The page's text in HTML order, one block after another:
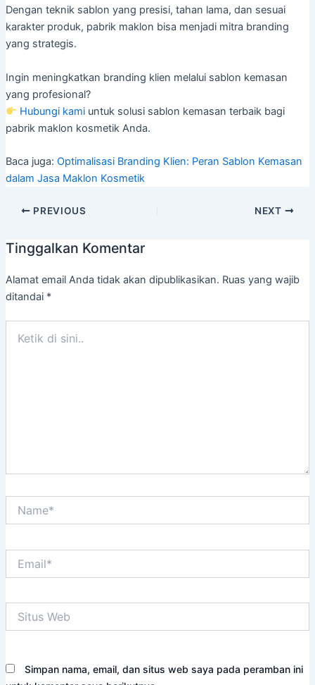
Dengan teknik sablon yang presisi, tahan lama, dan sesuai
karakter produk, pabrik maklon bisa menjadi mitra branding
yang strategis.
Ingin meningkatkan branding klien melalui sablon kemasan
yang profesional?
Hubungi kami untuk solusi sablon kemasan terbaik bagi
pabrik maklon kosmetik Anda.
Baca juga: Optimalisasi Branding Klien: Peran Sablon Kemasan
dalam Jasa Maklon Kosmetik
PREVIOUS NEXT
Tinggalkan Komentar
Alamat email Anda tidak akan dipublikasikan. Ruas yang wajib
ditandai *
Web
Simpan nama, email, dan situs web saya pada peramban ini